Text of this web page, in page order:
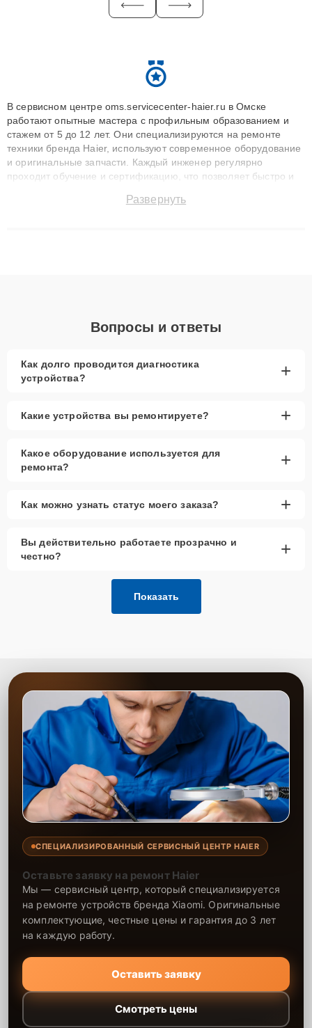
В сервисном центре oms.servicecenter-haier.ru в Омске
работают опытные мастера с профильным образованием и
стажем от 5 до 12 лет. Они специализируются на ремонте
техники бренда Haier, используют современное оборудование
и оригинальные запчасти. Каждый инженер регулярно
проходит обучение и сертификацию, что позволяет быстро и
сохранением гарантии до 3 лет. Наши мастера решают
Развернуть
Вопросы и ответы
Как долго проводится диагностика
устройства?
+
Какие устройства вы ремонтируете? +
Какое оборудование используется для
ремонта?
+
Как можно узнать статус моего заказа? +
Вы действительно работаете прозрачно и
честно?
+
Показать
СПЕЦИАЛИЗИРОВАННЫЙ СЕРВИСНЫЙ ЦЕНТР HAIER
Оставьте заявку на ремонт Haier
Мы — сервисный центр, который специализируется
на ремонте устройств бренда Xiaomi. Оригинальные
комплектующие, честные цены и гарантия до 3 лет
на каждую работу.
Оставить заявку
Смотреть цены